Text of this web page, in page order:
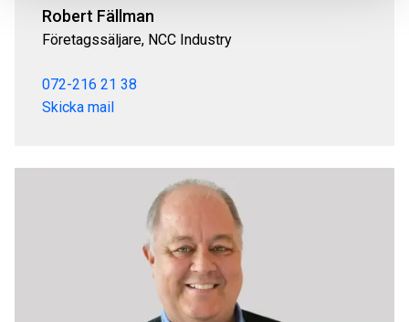
Robert Fällman
Företagssäljare, NCC Industry
072-216 21 38
Skicka mail